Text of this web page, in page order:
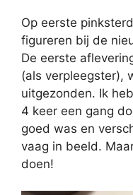
Op eerste
figureren bij de
De eerste
(als verpleegster),
uitgezonden. Ik
4 keer een gang
goed was en
vaag in beeld.
doen!